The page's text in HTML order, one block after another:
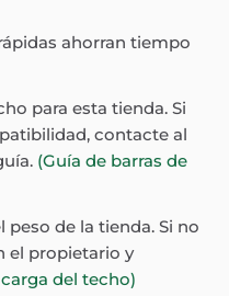
ahorran tiempo
para esta tienda. Si
contacte al
(Guía de barras de
de la tienda. Si no
el propietario y
del techo)